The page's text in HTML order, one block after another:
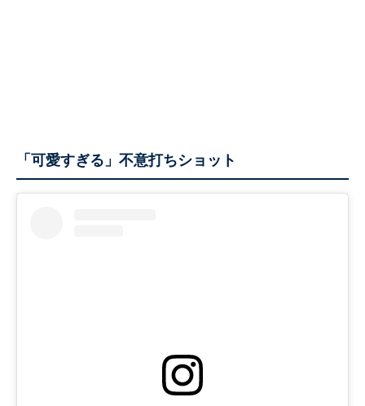
「可愛すぎる」不意打ちショット